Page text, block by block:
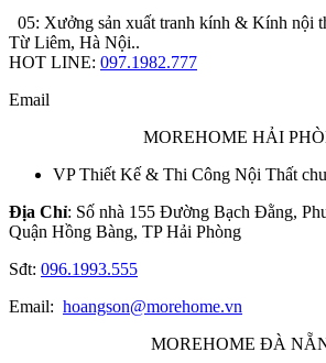
05: Xưởng sản xuất tranh kính & Kính nội
Từ Liêm, Hà Nội..
HOT LINE: 097.1982.777
Email
MOREHOME HẢI
VP Thiết Kế & Thi Công Nội Thất
Địa Chỉ: Số nhà 155 Đường Bạch Đằng,
Quận Hồng Bàng, TP Hải Phòng
Sđt: 096.1993.555
Email: hoangson@morehome.vn
MOREHOME ĐÀ